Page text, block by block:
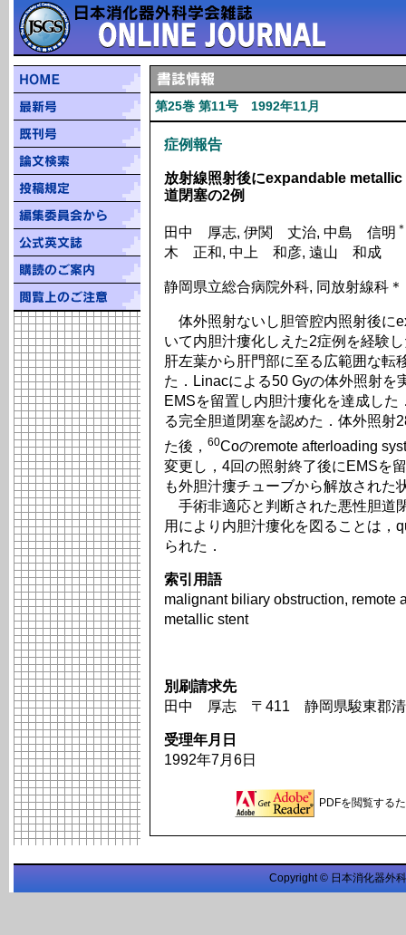
第25巻 第11号 1992年11月
症例報告
放射線照射後にexpandable
道閉塞の2例
田中 厚志, 伊関 丈治, 中島 信明 ＊
木 正和, 中上 和彦, 遠山 和成
静岡県立総合病院外科, 同放射線科＊
体外照射ないし胆管腔内照射後に
いて内胆汁瘻化しえた2症例を経験
肝左葉から肝門部に至る広範囲な転
た．Linacによる50 Gyの体外照射を
EMSを留置し内胆汁瘻化を達成し
る完全胆道閉塞を認めた．体外照射
た後， 60Coのremote afterloading
変更し，4回の照射終了後にEMSを
も外胆汁瘻チューブから解放された
手術非適応と判断された悪性胆道
用により内胆汁瘻化を図ることは，
られた．
索引用語
malignant biliary obstruction, remote
metallic stent
別刷請求先
田中 厚志 〒411 静岡県駿東郡清
受理年月日
1992年7月6日
PDFを閲覧する
Copyright © 日本消化器外